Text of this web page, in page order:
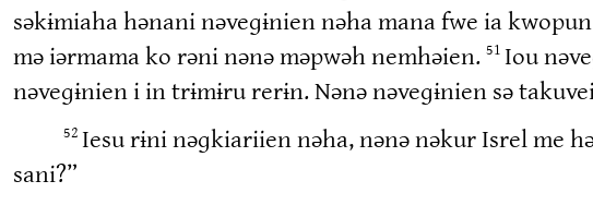
səkɨmiaha hənani nəveɡɨnien nəha mana fwe ia
mə iərmama ko rəni nənə məpwəh nemhəien. 51 Iou
nəveɡɨnien i in trɨmɨru rerɨn. Nənə nəveɡɨnien sə
52 Iesu rɨni nəɡkiariien nəha, nənə nəkur Isrel me
sani?”